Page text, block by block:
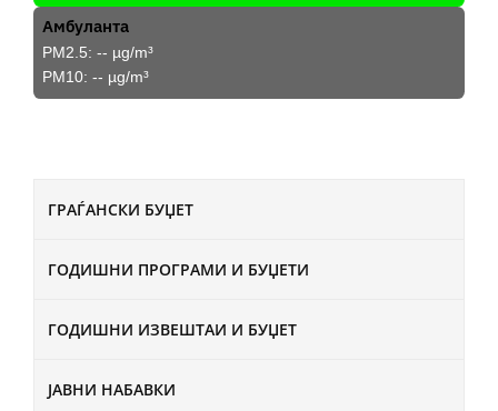
ГРАЃАНСКИ БУЏЕТ
ГОДИШНИ ПРОГРАМИ И БУЏЕТИ
ГОДИШНИ ИЗВЕШТАИ И БУЏЕТ
ЈАВНИ НАБАВКИ
Амбуланта
PM2.5: -- µg/m³
PM10: -- µg/m³